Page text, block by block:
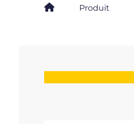
Produit